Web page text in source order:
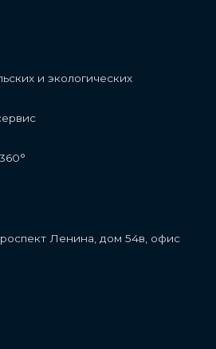
и экологических
Ленина, дом 54в, офис